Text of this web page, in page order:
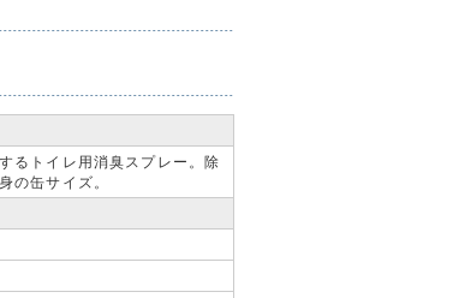
るトイレ用消臭スプレー。除
の缶サイズ。